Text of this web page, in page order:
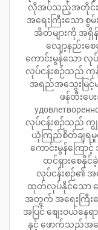
လိုအပ်သည့်အတိုင်း
အရေးကြီးသော စွ
အိတ်များကို အရှိ
လျော့နည်းစ
ကောင်းမွန်သော လု
လုပ်ငန်းစဉ်သည် ကုန်ပ
အရည်အသွေးမြင့်
ဖန်တီးပေ
လုပ်ငန်းစဉ်သည် က
ယုံကြည်စိတ်ချရ
ကောင်းမွန်ကြော
ထင်ရှားစေနိုင်
လုပ်ငန်းစဉ်၏
ထုတ်လုပ်နိုင်သော ဖ
အတွက် အရေးကြီး
အပြင် စျေးဝယ်နေ
နှင့် ဖောက်သည်အတွ